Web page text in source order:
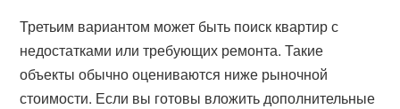
Третьим вариантом может быть поиск квартир с
недостатками или требующих ремонта. Такие
объекты обычно оцениваются ниже рыночной
стоимости. Если вы готовы вложить дополнительные